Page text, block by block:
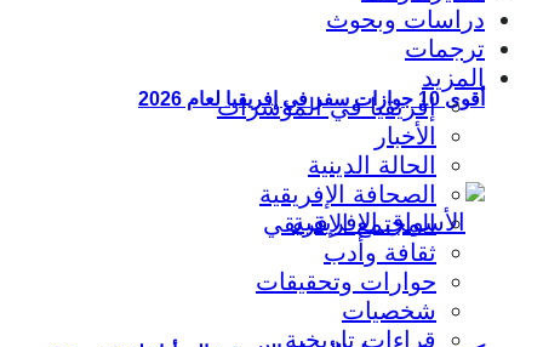
أقوى 10 جوازات سفر في إفريقيا لعام 2026
دراسات وبحوث
ترجمات
المزيد
إفريقيا في المؤشرات
الأخبار
الحالة الدينية
الصحافة الإفريقية
المجتمع الإفريقي
ثقافة وأدب
حوارات وتحقيقات
شخصيات
قراءات تاريخية